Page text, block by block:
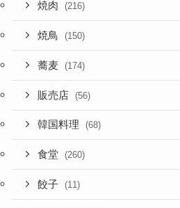
焼肉 (216)
焼鳥 (150)
蕎麦 (174)
販売店 (56)
韓国料理 (68)
食堂 (260)
餃子 (11)